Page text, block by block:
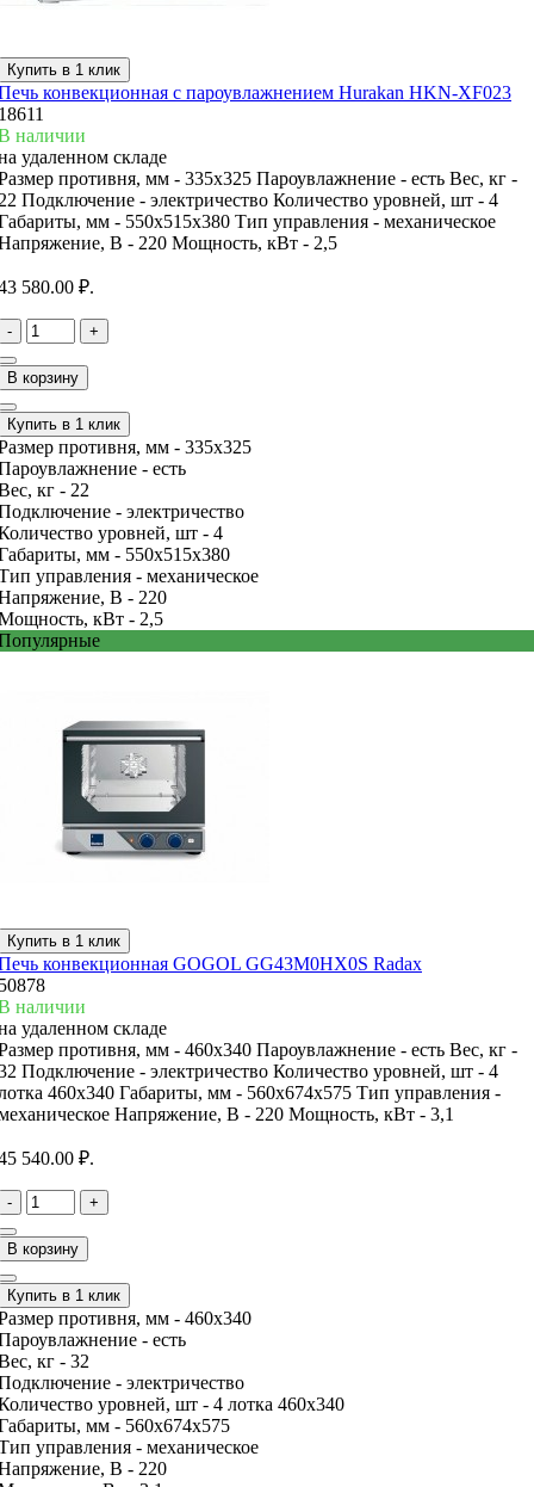
Купить в 1 клик
конвекционная с пароувлажнением Hurakan HKN-XF023
наличии
удаленном складе
противня, мм - 335х325 Пароувлажнение - есть Вес, кг -
Подключение - электричество Количество уровней, шт - 4
мм - 550x515x380 Тип управления - механическое
В - 220 Мощность, кВт - 2,5
580.00 ₽.
- +
В корзину
Купить в 1 клик
противня, мм - 335х325
- есть
кг - 22
- электричество
уровней, шт - 4
мм - 550x515x380
управления - механическое
В - 220
кВт - 2,5
Купить в 1 клик
конвекционная GOGOL GG43M0HX0S Radax
наличии
удаленном складе
противня, мм - 460х340 Пароувлажнение - есть Вес, кг -
Подключение - электричество Количество уровней, шт - 4
460х340 Габариты, мм - 560x674x575 Тип управления -
Напряжение, В - 220 Мощность, кВт - 3,1
540.00 ₽.
- +
В корзину
Купить в 1 клик
противня, мм - 460х340
- есть
кг - 32
- электричество
уровней, шт - 4 лотка 460х340
мм - 560x674x575
управления - механическое
В - 220